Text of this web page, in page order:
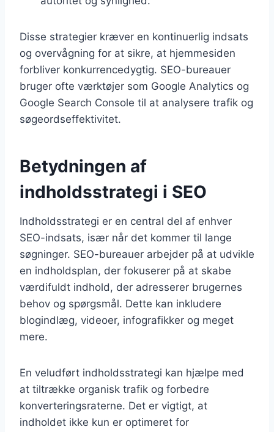
Disse strategier kræver en kontinuerlig indsats
og overvågning for at sikre, at hjemmesiden
forbliver konkurrencedygtig. SEO-bureauer
bruger ofte værktøjer som Google Analytics og
Google Search Console til at analysere trafik og
søgeordseffektivitet.
Betydningen af
indholdsstrategi i SEO
Indholdsstrategi er en central del af enhver
SEO-indsats, især når det kommer til lange
søgninger. SEO-bureauer arbejder på at udvikle
en indholdsplan, der fokuserer på at skabe
værdifuldt indhold, der adresserer brugernes
behov og spørgsmål. Dette kan inkludere
blogindlæg, videoer, infografikker og meget
mere.
En veludført indholdsstrategi kan hjælpe med
at tiltrække organisk trafik og forbedre
konverteringsraterne. Det er vigtigt, at
indholdet ikke kun er optimeret for